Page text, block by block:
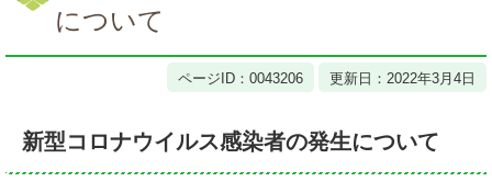
について
ページID：0043206 更新日：2022年3月4日
新型コロナウイルス感染者の発生について